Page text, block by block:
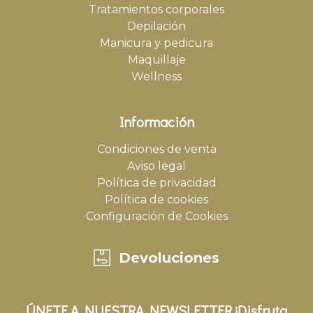
Tratamientos corporales
Depilación
Manicura y pedicura
Maquillaje
Wellness
Información
Condiciones de venta
Aviso legal
Política de privacidad
Política de cookies
Configuración de Cookies
Devoluciones